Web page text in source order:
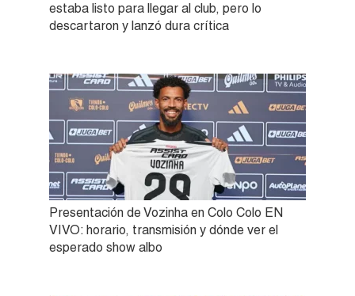
estaba listo para llegar al club, pero lo
descartaron y lanzó dura crítica
Presentación de Vozinha en Colo Colo EN
VIVO: horario, transmisión y dónde ver el
esperado show albo